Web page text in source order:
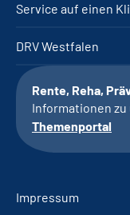
Service auf einen
DRV Westfalen
Rente, Reha,
Informationen
Themenportal
Impressum